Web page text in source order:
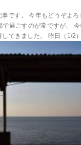
です。 今年もどうぞよろ
過ごすのが常ですが、 今
してきました。 昨日（1/2